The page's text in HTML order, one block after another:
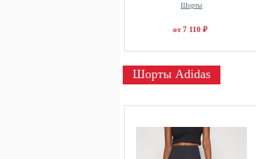
Шорты
от 7 110 ₽
Шорты Adidas